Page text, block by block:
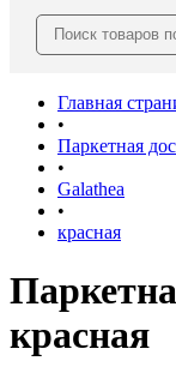
Главная
•
Паркетная
•
Galathea
•
красная
красная